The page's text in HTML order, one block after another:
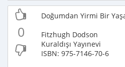
0
Doğumdan Yirmi Bir
Fitzhugh Dodson
Kuraldışı Yayınevi
ISBN: 975-7146-70-6